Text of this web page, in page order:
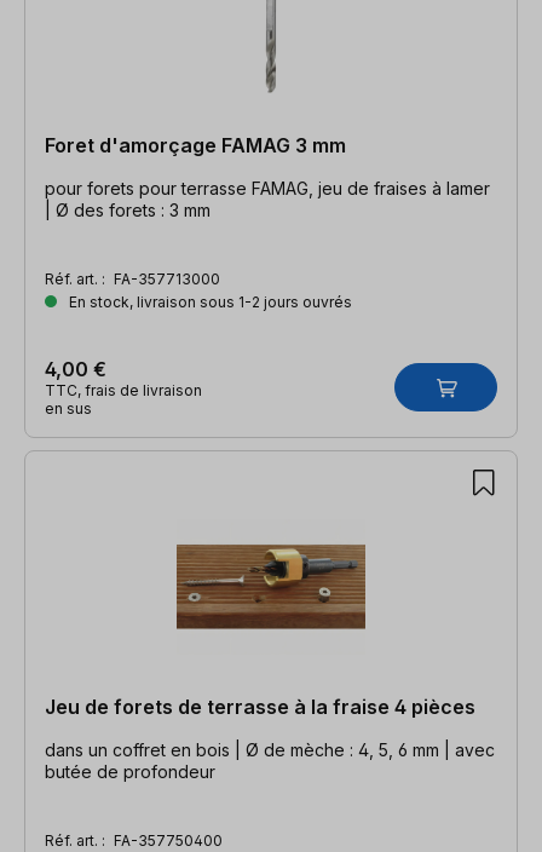
Foret d'amorçage FAMAG 3 mm
pour forets pour terrasse FAMAG, jeu de fraises à lamer
| Ø des forets : 3 mm
Réf. art. : FA-357713000
En stock, livraison sous 1-2 jours ouvrés
4,00 €
TTC, frais de livraison
en sus
Jeu de forets de terrasse à la fraise 4 pièces
dans un coffret en bois | Ø de mèche : 4, 5, 6 mm | avec
butée de profondeur
Réf. art. : FA-357750400